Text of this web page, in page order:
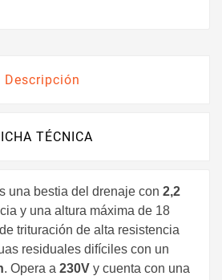
Descripción
TÉCNICA
una bestia del drenaje con 2,2
y una altura máxima de 18
trituración de alta resistencia
residuales difíciles con un
. Opera a 230V y cuenta con una